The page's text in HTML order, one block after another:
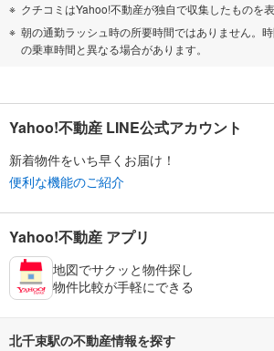
クチコミはYahoo!不動産が独自で収集したものを表
朝の通勤ラッシュ時の所要時間ではありません。
の乗車時間と異なる場合があります。
Yahoo!不動産 LINE公式アカウント
新着物件をいち早くお届け！
便利な機能のご紹介
Yahoo!不動産 アプリ
地図でサクッと物件探し
物件比較が手軽にできる
北千束駅の不動産情報を探す